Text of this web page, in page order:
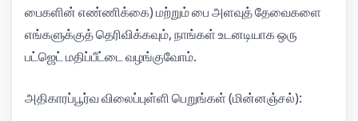
பைகளின் எண்ணிக்கை) மற்றும் பை அளவுத் தேவைகளை
எங்களுக்குத் தெரிவிக்கவும், நாங்கள் உடனடியாக ஒரு
பட்ஜெட் மதிப்பீட்டை வழங்குவோம்.
அதிகாரப்பூர்வ விலைப்புள்ளி பெறுங்கள் (மின்னஞ்சல்):